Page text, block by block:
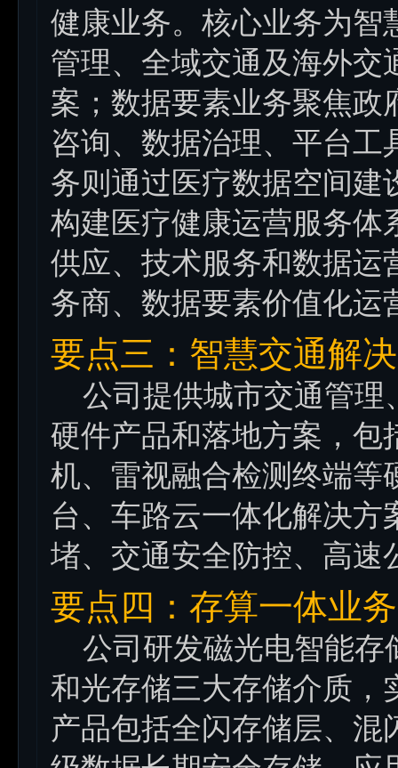
健康业务。核心业务为智
管理、全域交通及海外交
案；数据要素业务聚焦政
咨询、数据治理、平台
务则通过医疗数据空间建
构建医疗健康运营服务体
供应、技术服务和数据运
务商、数据要素价值化运
要点三：智慧交通解
公司提供城市交通管理
硬件产品和落地方案，包
机、雷视融合检测终端等
台、车路云一体化解决
堵、交通安全防控、高速
要点四：存算一体业务
公司研发磁光电智能存
和光存储三大存储介质，
产品包括全闪存储层、